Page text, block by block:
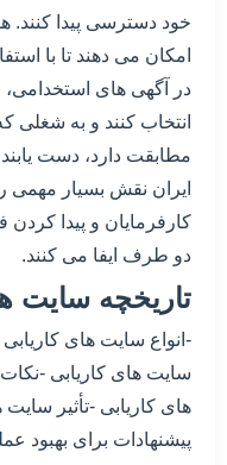
خود دسترسی پیدا کنند.
امکان می دهند تا با
در آگهی های
انتخاب کنند و به شغلی
مطابقت دارد، دست
ایران نقش بسیار مهمی
کارفرمایان و پیدا
دو طرف ایفا می کنند.
تاریخچه سایت
-انواع سایت های کاریابی
سایت های کاریابی -
های کاریابی -تأثیر سایت
پیشنهادات برای بهبود